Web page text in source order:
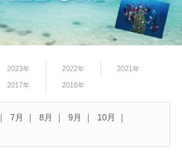
2023年 2022年 2021年
2017年 2016年
7月 8月 9月
10月